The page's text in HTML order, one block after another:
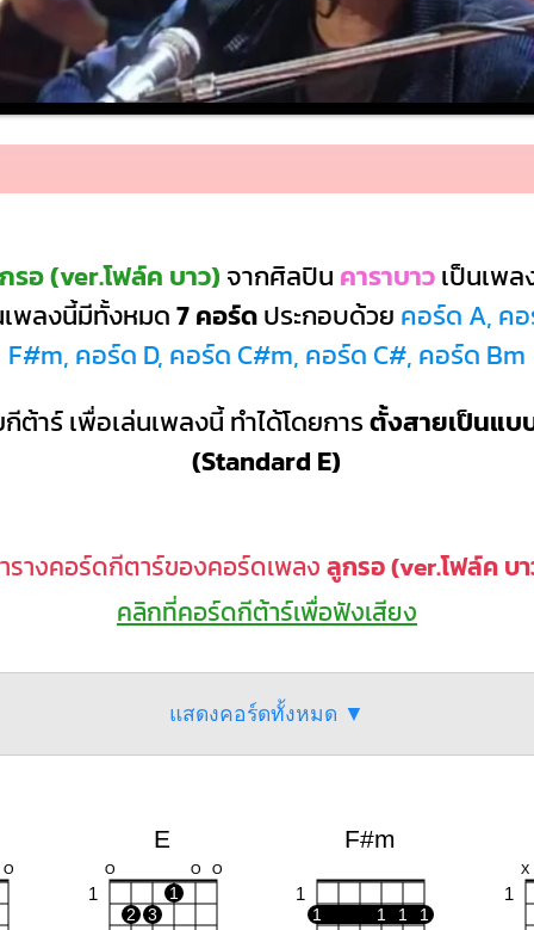
รอ (ver.โฟล์ค บาว) จากศิลปิน คาราบาวเป็นเพล
เพลงนี้มีทั้งหมด7 คอร์ดประกอบด้วย คอร์ด A, ค
F#m, คอร์ด D, คอร์ด C#m, คอร์ด C#, คอร์ด Bm
ต้าร์ เพื่อเล่นเพลงนี้ ทำได้โดยการตั้งสายเป็นแบ
(Standard E)
รางคอร์ดกีตาร์ของคอร์ดเพลงลูกรอ (ver.โฟล์ค บ
คลิกที่คอร์ดกีต้าร์เพื่อฟังเสียง
แสดงคอร์ดทั้งหมด ▼
O
E
O O O
1
1
2
3
F#m
1
1 1 1 1
X
1